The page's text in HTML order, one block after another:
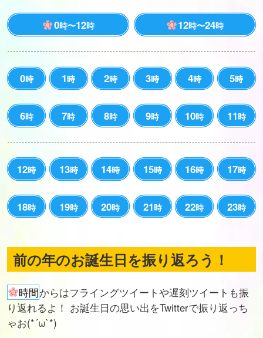
0時〜12時 12時〜24時
0時 1時 2時 3時 4時 5時
6時 7時 8時 9時 10時 11時
12時 13時 14時 15時 16時 17時
18時 19時 20時 21時 22時 23時
前の年のお誕生日を振り返ろう！
時間からはフライングツイートや遅刻ツイートも振
り返れるよ！ お誕生日の思い出をTwitterで振り返っち
ゃお(*´ω`*)